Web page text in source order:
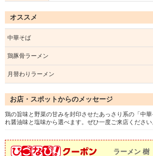
オススメ
中華そば
鶏豚骨ラーメン
月替わりラーメン
お店・スポットからのメッセージ
鶏の旨味と野菜の甘みを封印させたあっさり系の「中
れ醤油味と塩味から選べます。ぜひ一度ご来店ください
ラーメン 樹